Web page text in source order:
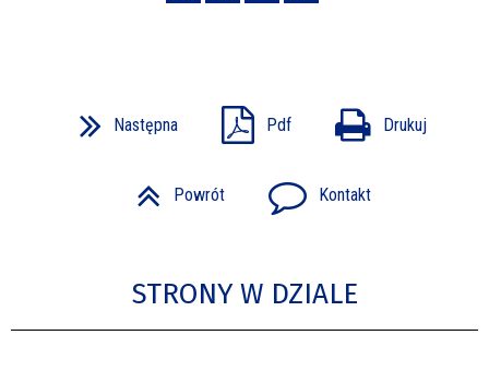
Następna Pdf Drukuj
Powrót Kontakt
STRONY W DZIALE